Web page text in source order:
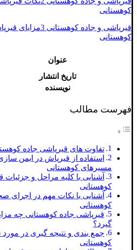
کوهستانی
قیرپاشی و جاده
کوهستانی
عنوان
تاریخ انتشار
نویسنده
فهرست مطالب
تفاوت های قیرپاشی جاده
استفاده از قیرپاش در ایمن
مسیرهای کوهستانی
آشنایی با کلیه مراحل و جزئیات
کوهستانی
آشنایی با نکات مهم در اجرای
کوهستانی
قیرپاشی جاده کوهستانی چه
گیرد؟
جمع بندی و نتیجه گیری در مورد
کوهستانی